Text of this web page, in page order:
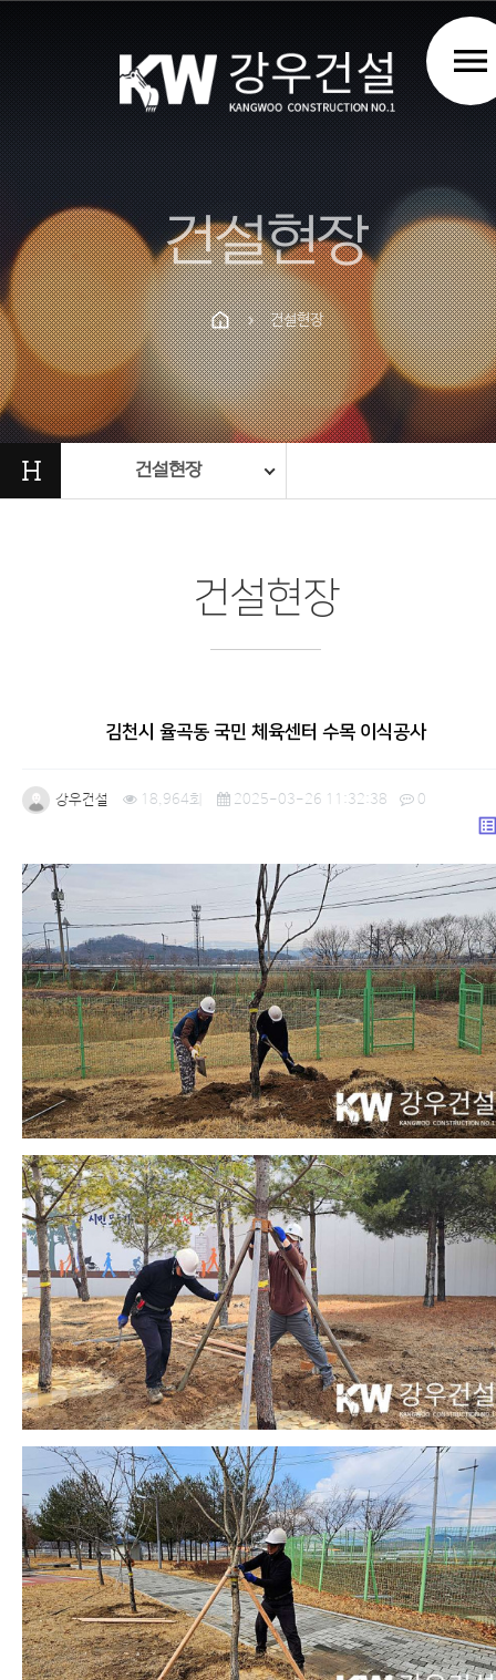
PrevNext
menu
건설현장
chevron_right 건설현장
H 건설현장
건설현장
김천시 율곡동 국민 체육센터 수목 이식공사
강우건설 18,964회 2025-03-26 11:32:38 0
본문